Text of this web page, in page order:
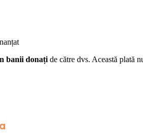
banii donați de către dvs. Această plată